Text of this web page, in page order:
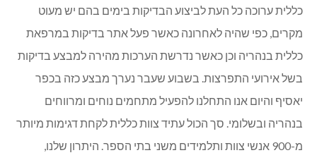
כללית ערוכה כל העת לביצוע הבדיקות בימים בהם יש מעוט
מקרים, כפי שהיה לאחרונה כאשר פעל אתר בדיקות במרפאת
כללית בנהריה וכן כאשר נדרשת הערכות מהירה למבצע בדיקות
בשל אירועי התפרצות. בשבוע שעבר נערך מבצע כזה בכפר
יאסיף והיום אנו התחלנו להפעיל מתחמים נוחים ומרווחים
בנהריה ובשלומי. סך הכול עתיד צוות כללית לקחת דגימות מיותר
מ-900 אנשי צוות ותלמידים משני בתי הספר. היתרון שלנו,